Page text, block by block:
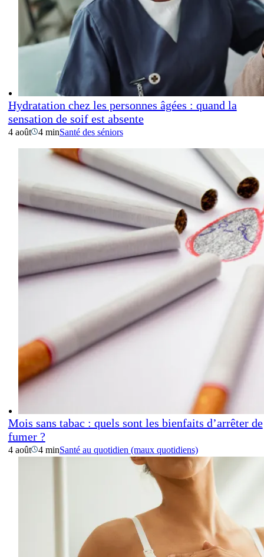
Hydratation chez les personnes âgées : quand la
sensation de soif est absente
4 août 4 minSanté des séniors
Mois sans tabac : quels sont les bienfaits d’arrêter de
fumer ?
4 août 4 minSanté au quotidien (maux quotidiens)